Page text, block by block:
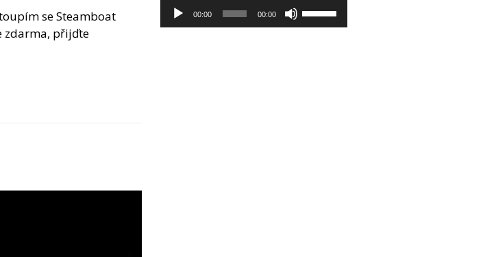
se Steamboat
zdarma, přijďte
Audio
přehrávač
00:00 00:00
Použitím
šipek